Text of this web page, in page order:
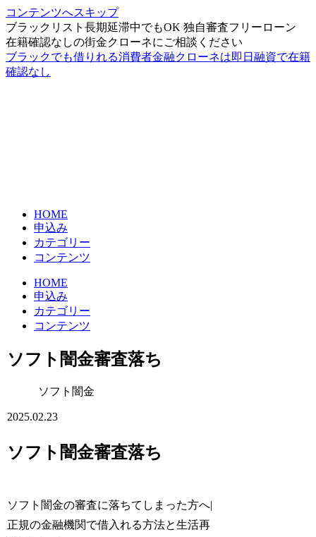
コンテンツへスキップ
ブラックリスト長期延滞中でもOK 独自審査フリーローン
在籍確認なしの街金クローネにご相談ください
ブラックでも借りれる消費者金融クローネは即日融資で在籍
確認なし
HOME
申込み
カテゴリー
コンテンツ
HOME
申込み
カテゴリー
コンテンツ
ソフト闇金審査落ち
ソフト闇金
2025.02.23
ソフト闇金審査落ち
ソフト闇金の審査に落ちてしまった方へ|
正規の金融機関で借入れる方法と生活再